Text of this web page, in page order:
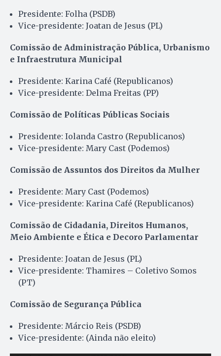
Presidente: Folha (PSDB)
Vice-presidente: Joatan de Jesus (PL)
Comissão de Administração Pública, Urbanismo
e Infraestrutura Municipal
Presidente: Karina Café (Republicanos)
Vice-presidente: Delma Freitas (PP)
Comissão de Políticas Públicas Sociais
Presidente: Iolanda Castro (Republicanos)
Vice-presidente: Mary Cast (Podemos)
Comissão de Assuntos dos Direitos da Mulher
Presidente: Mary Cast (Podemos)
Vice-presidente: Karina Café (Republicanos)
Comissão de Cidadania, Direitos Humanos,
Meio Ambiente e Ética e Decoro Parlamentar
Presidente: Joatan de Jesus (PL)
Vice-presidente: Thamires – Coletivo Somos
(PT)
Comissão de Segurança Pública
Presidente: Márcio Reis (PSDB)
Vice-presidente: (Ainda não eleito)